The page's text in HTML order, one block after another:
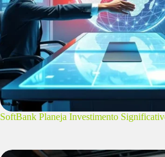
SoftBank Planeja Investimento